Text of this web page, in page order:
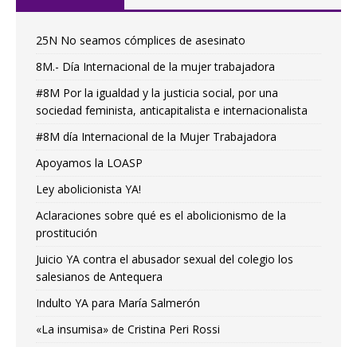
25N No seamos cómplices de asesinato
8M.- Día Internacional de la mujer trabajadora
#8M Por la igualdad y la justicia social, por una
sociedad feminista, anticapitalista e internacionalista
#8M día Internacional de la Mujer Trabajadora
Apoyamos la LOASP
Ley abolicionista YA!
Aclaraciones sobre qué es el abolicionismo de la
prostitución
Juicio YA contra el abusador sexual del colegio los
salesianos de Antequera
Indulto YA para María Salmerón
«La insumisa» de Cristina Peri Rossi